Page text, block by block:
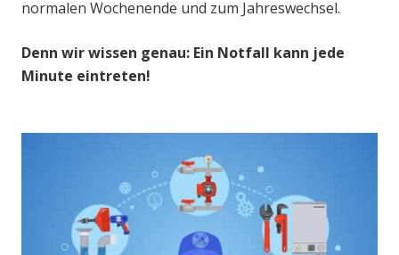
normalen Wochenende und zum Jahreswechsel.
Denn wir wissen genau: Ein Notfall kann jede
Minute eintreten!